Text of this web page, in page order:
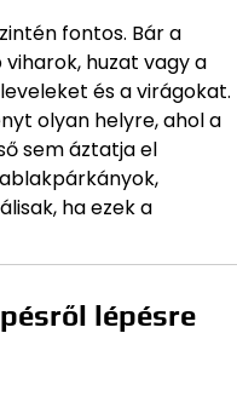
fontos. Bár a
huzat vagy a
és a virágokat.
olyan helyre, ahol a
sem áztatja el
ha ezek a
lépésre